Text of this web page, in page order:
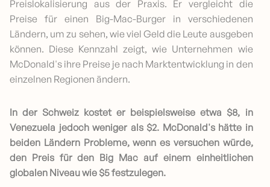
Preislokalisierung aus der Praxis. Er vergleicht die
Preise für einen Big-Mac-Burger in verschiedenen
Ländern, um zu sehen, wie viel Geld die Leute ausgeben
können. Diese Kennzahl zeigt, wie Unternehmen wie
McDonald's ihre Preise je nach Marktentwicklung in den
einzelnen Regionen ändern.
In der Schweiz kostet er beispielsweise etwa $8, in
Venezuela jedoch weniger als $2. McDonald's hätte in
beiden Ländern Probleme, wenn es versuchen würde,
den Preis für den Big Mac auf einem einheitlichen
globalen Niveau wie $5 festzulegen.